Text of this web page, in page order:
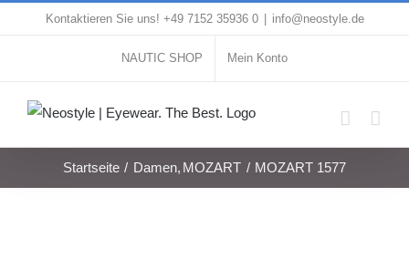
Kontaktieren Sie uns! +49 7152 35936 0 info@neostyle.de
NAUTIC SHOP Mein Konto
Startseite Damen MOZART MOZART 1577